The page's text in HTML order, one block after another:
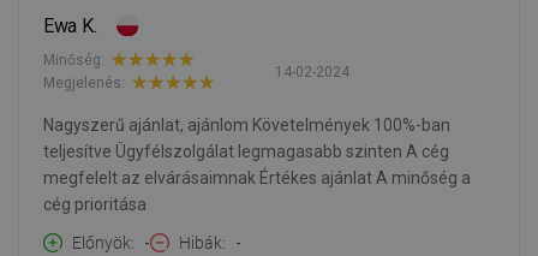
Ewa K.
14-02-2024
Minőség:
Megjelenés:
Nagyszerű ajánlat, ajánlom Követelmények 100%-ban
teljesítve Ügyfélszolgálat legmagasabb szinten A cég
megfelelt az elvárásaimnak Értékes ajánlat A minőség a
cég prioritása
Előnyök
- Hibák -